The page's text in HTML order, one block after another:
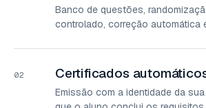
Banco de questões,
controlado, correção automática
02 Certificados
Emissão com a identidade da